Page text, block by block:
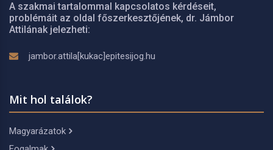
A szakmai tartalommal kapcsolatos kérdéseit,
problémáit az oldal főszerkesztőjének, dr. Jámbor
Attilának jelezheti:
jambor.attila[kukac]epitesijog.hu
Mit hol találok?
Magyarázatok